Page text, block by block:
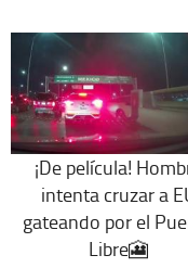
¡De película!
intenta cruzar a
gateando por el
Libre🎦